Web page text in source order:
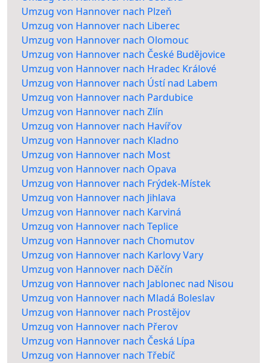
Umzug von Hannover nach Plzeň
Umzug von Hannover nach Liberec
Umzug von Hannover nach Olomouc
Umzug von Hannover nach České Budějovice
Umzug von Hannover nach Hradec Králové
Umzug von Hannover nach Ústí nad Labem
Umzug von Hannover nach Pardubice
Umzug von Hannover nach Zlín
Umzug von Hannover nach Havířov
Umzug von Hannover nach Kladno
Umzug von Hannover nach Most
Umzug von Hannover nach Opava
Umzug von Hannover nach Frýdek-Místek
Umzug von Hannover nach Jihlava
Umzug von Hannover nach Karviná
Umzug von Hannover nach Teplice
Umzug von Hannover nach Chomutov
Umzug von Hannover nach Karlovy Vary
Umzug von Hannover nach Děčín
Umzug von Hannover nach Jablonec nad Nisou
Umzug von Hannover nach Mladá Boleslav
Umzug von Hannover nach Prostějov
Umzug von Hannover nach Přerov
Umzug von Hannover nach Česká Lípa
Umzug von Hannover nach Třebíč